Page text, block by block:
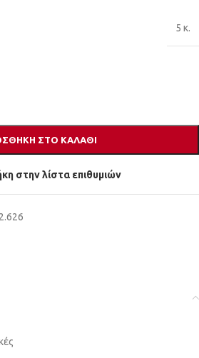
5 κ.
ΣΤΟ ΚΑΛΆΘΙ
στην λίστα επιθυμιών